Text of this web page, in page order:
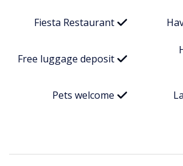
Fiesta Restaurant
Free luggage deposit
Pets welcome